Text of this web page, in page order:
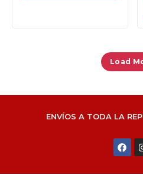
Load
ENVÍOS A TODA LA